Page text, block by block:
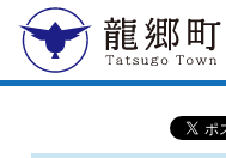
龍郷町